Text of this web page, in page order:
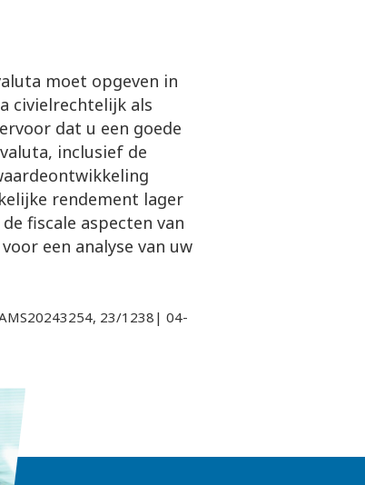
moet opgeven in
civielrechtelijk als
dat u een goede
inclusief de
rendement lager
fiscale aspecten van
een analyse van uw
23/1238| 04-